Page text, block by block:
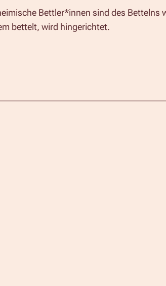
Bettler*innen sind des
bettelt, wird hingerichtet.